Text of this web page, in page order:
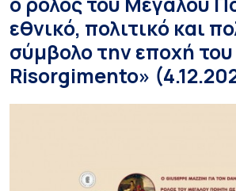
εθνικό, πολιτικό και
σύμβολο την εποχή του
Risorgimento»